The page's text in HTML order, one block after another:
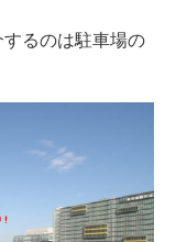
るのは駐車場の